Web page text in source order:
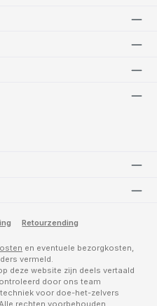
Retourzending
en eventuele bezorgkosten,
vermeld.
deze website zijn deels vertaald
door ons team
voor doe-het-zelvers
rechten voorbehouden.